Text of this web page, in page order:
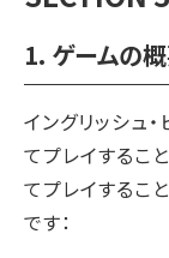
1. ゲームの
イングリッシュ
てプレイするこ
てプレイするこ
です：